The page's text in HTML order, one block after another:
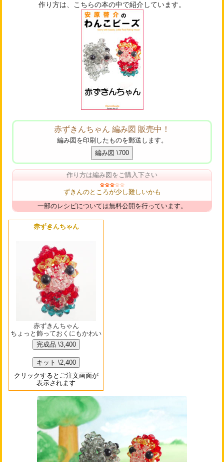
作り方は、こちらの本の中で紹介しています。
赤ずきんちゃん 編み図 販売中！
編み図を印刷したものを郵送します。
作り方は編み図をご購入下さい
ずきんのところが少し難しいかも
一部のレシピについては無料公開を行っています。
赤ずきんちゃん
赤ずきんちゃん
ちょっと飾っておくにもかわい
い
クリックするとご注文画面が
表示されます